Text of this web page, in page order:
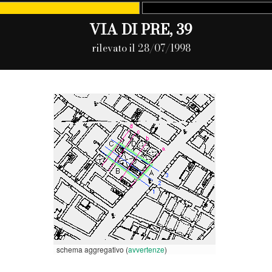
VIA DI PRE, 39
rilevato il 28/07/1998
schema aggregativo (avvertenze)